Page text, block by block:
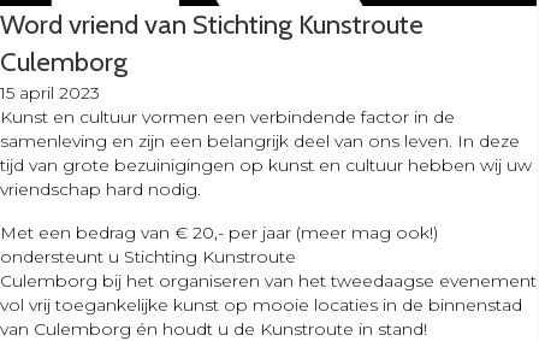
Word vriend van Stichting Kunstroute
Culemborg
15 april 2023
Kunst en cultuur vormen een verbindende factor in de
samenleving en zijn een belangrijk deel van ons leven. In deze
tijd van grote bezuinigingen op kunst en cultuur hebben wij uw
vriendschap hard nodig.
Met een bedrag van € 20,- per jaar (meer mag ook!)
ondersteunt u Stichting Kunstroute
Culemborg bij het organiseren van het tweedaagse evenement
vol vrij toegankelijke kunst op mooie locaties in de binnenstad
van Culemborg én houdt u de Kunstroute in stand!